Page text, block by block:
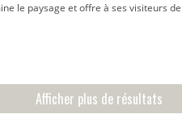
le paysage et offre à ses visiteurs
Afficher plus de résultats